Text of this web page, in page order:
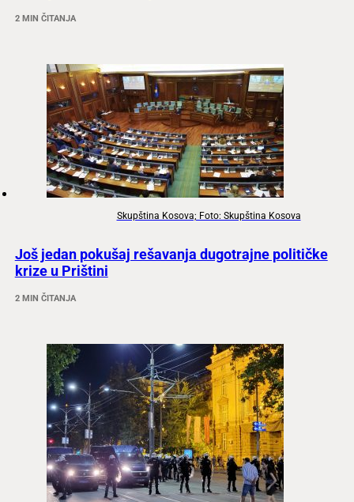
2 MIN ČITANJA
Skupština Kosova; Foto: Skupština Kosova
Još jedan pokušaj rešavanja dugotrajne političke
krize u Prištini
2 MIN ČITANJA